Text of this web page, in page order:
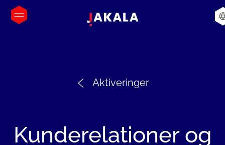
Aktiveringer
Kunderelationer og